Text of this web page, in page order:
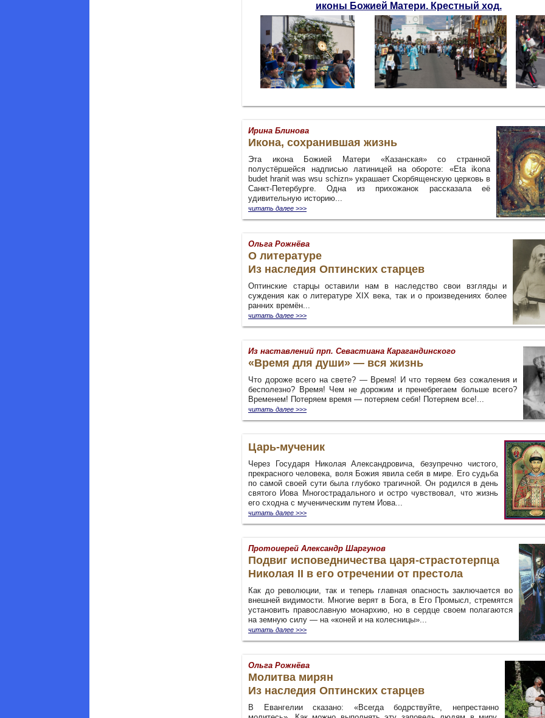
иконы Божией Матери. Крестный ход.
Ирина Блинова
Икона, сохранившая жизнь
Эта икона Божией Матери «Казанская» со странной
полустёршейся надписью латиницей на обороте: «Eta ikona
budet hranit was wsu schizn» украшает Скорбященскую церковь в
Санкт-Петербурге. Одна из прихожанок рассказала её
удивительную историю...
читать далее >>>
Ольга Рожнёва
О литературе
Из наследия Оптинских старцев
Оптинские старцы оставили нам в наследство свои взгляды и
суждения как о литературе XIX века, так и о произведениях более
ранних времён...
читать далее >>>
Из наставлений прп. Севастиана Карагандинского
«Время для души» — вся жизнь
Что дороже всего на свете? — Время! И что теряем без сожаления и
бесполезно? Время! Чем не дорожим и пренебрегаем больше всего?
Временем! Потеряем время — потеряем себя! Потеряем все!...
читать далее >>>
Царь-мученик
Через Государя Николая Александровича, безупречно чистого,
прекрасного человека, воля Божия явила себя в мире. Его судьба
по самой своей сути была глубоко трагичной. Он родился в день
святого Иова Многострадального и остро чувствовал, что жизнь
его сходна с мученическим путем Иова...
читать далее >>>
Протоиерей Александр Шаргунов
Подвиг исповедничества царя-страстотерпца
Николая II в его отречении от престола
Как до революции, так и теперь главная опасность заключается во
внешней видимости. Многие верят в Бога, в Его Промысл, стремятся
установить православную монархию, но в сердце своем полагаются
на земную силу — на «коней и на колесницы»...
читать далее >>>
Ольга Рожнёва
Молитва мирян
Из наследия Оптинских старцев
В Евангелии сказано: «Всегда бодрствуйте, непрестанно